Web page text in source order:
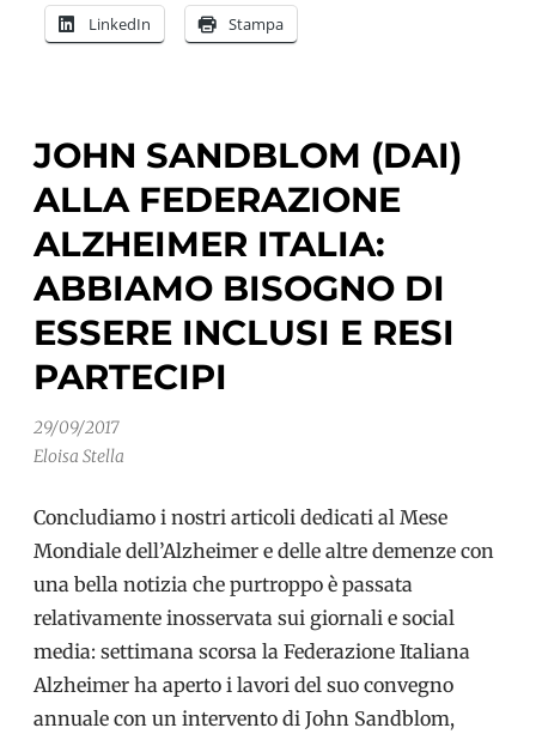
devastazione?
LinkedIn Stampa
JOHN SANDBLOM (DAI)
ALLA FEDERAZIONE
ALZHEIMER ITALIA:
ABBIAMO BISOGNO DI
ESSERE INCLUSI E RESI
PARTECIPI
29/09/2017
Eloisa Stella
Concludiamo i nostri articoli dedicati al Mese
Mondiale dell’Alzheimer e delle altre demenze con
una bella notizia che purtroppo è passata
relativamente inosservata sui giornali e social
media: settimana scorsa la Federazione Italiana
Alzheimer ha aperto i lavori del suo convegno
annuale con un intervento di John Sandblom,